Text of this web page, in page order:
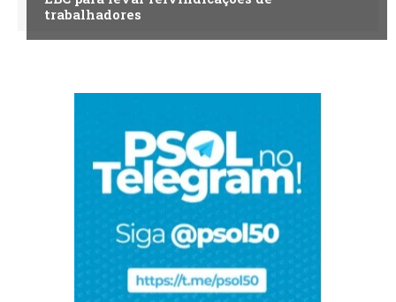
trabalhadores